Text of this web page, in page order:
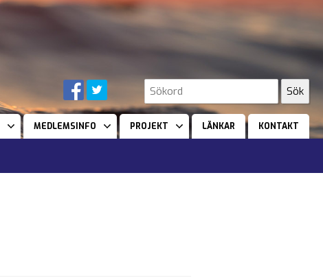
MEDLEMSINFO PROJEKT LÄNKAR KONTAKT